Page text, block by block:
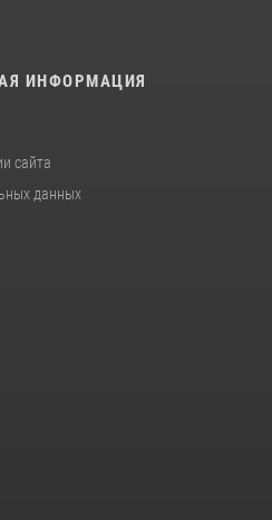
ИНФОРМАЦИЯ
сайта
данных